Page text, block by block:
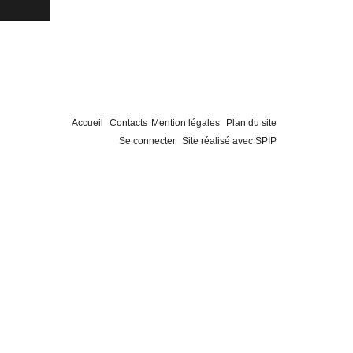
Accueil Contacts Mention légales
Plan du site
Se connecter Site réalisé avec SPIP